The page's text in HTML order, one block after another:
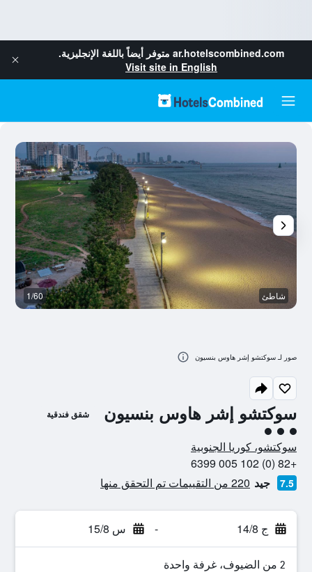
ar.hotelscombined.com متوفر أيضاً باللغة الإنجليزية.
Visit site in English
سوكتشو إشر هاوس بنسيون شقق فندقية
تقييم فئة 3
سوكتشو، كوريا الجنوبية
+82 (0) 102 005 6399
7.5 جيد 220 من التقييمات تم التحقق منها
ج 14/8 - س 15/8
2 من الضيوف، غرفة واحدة
شاطئ 1/60
صور لـ سوكتشو إشر هاوس بنسيون